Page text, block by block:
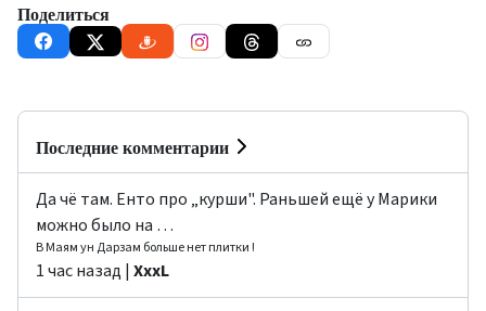
Поделиться
Последние комментарии
Да чё там. Енто про „курши". Раньшей ещё у Марики
можно было на …
В Маям ун Дарзам больше нет плитки !
1 час назад | ХххL